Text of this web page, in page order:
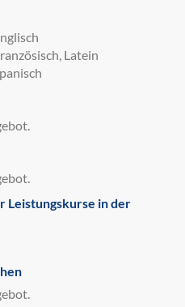
Latein
Leistungskurse in der